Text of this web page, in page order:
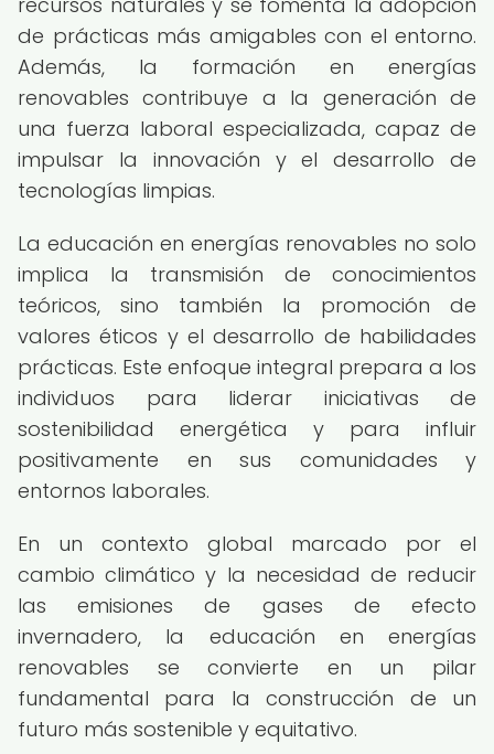
de prácticas más amigables con el entorno.
Además, la formación en energías
renovables contribuye a la generación de
una fuerza laboral especializada, capaz de
impulsar la innovación y el desarrollo de
tecnologías limpias.
La educación en energías renovables no solo
implica la transmisión de conocimientos
teóricos, sino también la promoción de
valores éticos y el desarrollo de habilidades
prácticas. Este enfoque integral prepara a los
individuos para liderar iniciativas de
sostenibilidad energética y para influir
positivamente en sus comunidades y
entornos laborales.
En un contexto global marcado por el
cambio climático y la necesidad de reducir
las emisiones de gases de efecto
invernadero, la educación en energías
renovables se convierte en un pilar
fundamental para la construcción de un
futuro más sostenible y equitativo.